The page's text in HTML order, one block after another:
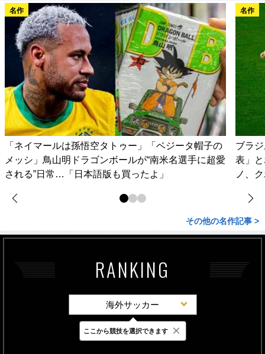
名作
「ネイマールは孫悟空タトゥー」「ベジータ帽子の
メッシ」鳥山明ドラゴンボールが“南米名選手に超愛
される”日常…「日本語版も買ったよ」
名作
ブラ
表」
ノ、
その他の名作記事 >
RANKING
海外サッカー
最新 24時間 週間
ここから競技を選択できます ×